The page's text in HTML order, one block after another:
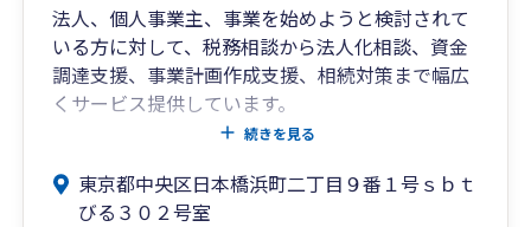
法人、個人事業主、事業を始めようと検討されて
いる方に対して、税務相談から法人化相談、資金
調達支援、事業計画作成支援、相続対策まで幅広
くサービス提供しています。
特に、「事業を伸ばしたい」経営者様、弊所は共
ります。
続きを見る
東京都中央区日本橋浜町二丁目９番１号ｓｂｔ
びる３０２号室